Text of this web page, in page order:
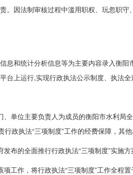
。因法制审核过程中滥用职权、玩忽职
和统计分析信息等为主要内容录入衡
上运行,实现行政执法公示制度、执法
单位主要负责人为成员的衡阳市水利局
行政执法“三项制度”工作的经费保障，其
发布的全面推行行政执法“三项制度”实施方
项工作，将行政执法“三项制度”工作全程